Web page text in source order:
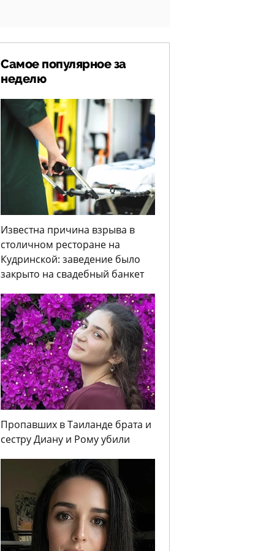
Самое популярное за
неделю
Известна причина взрыва в
столичном ресторане на
Кудринской: заведение было
закрыто на свадебный банкет
Пропавших в Таиланде брата и
сестру Диану и Рому убили